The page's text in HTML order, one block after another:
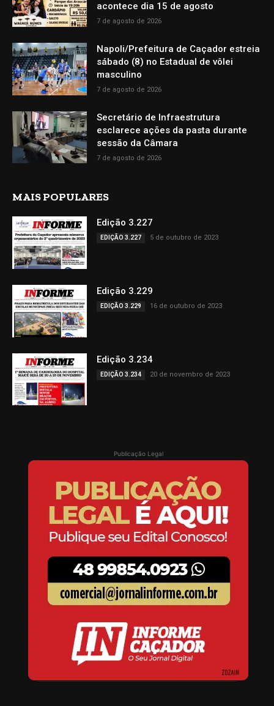
acontece dia 15 de agosto
7 de agosto de 2026
Napoli/Prefeitura de Caçador estreia
sábado (8) no Estadual de vôlei
masculino
7 de agosto de 2026
Secretário de Infraestrutura
esclarece ações da pasta durante
sessão da Câmara
7 de agosto de 2026
MAIS POPULARES
Edição 3.227
EDIÇÃO 3.227 5 de outubro de 2023
Edição 3.229
EDIÇÃO 3.229 16 de outubro de 2023
Edição 3.234
EDIÇÃO 3.234 20 de novembro de 2023
Publicação Legal